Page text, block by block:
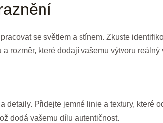
se světlem a stínem. Zkuste
rozměr, které dodají vašemu výtvoru reálný
Přidejte jemné linie a textury, které
dodá vašemu dílu autentičnost.